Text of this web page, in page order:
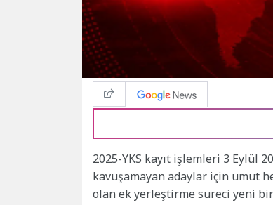
2025-YKS kayıt işlemleri 3 Eylül
kavuşamayan adaylar için umut
olan ek yerleştirme süreci yeni